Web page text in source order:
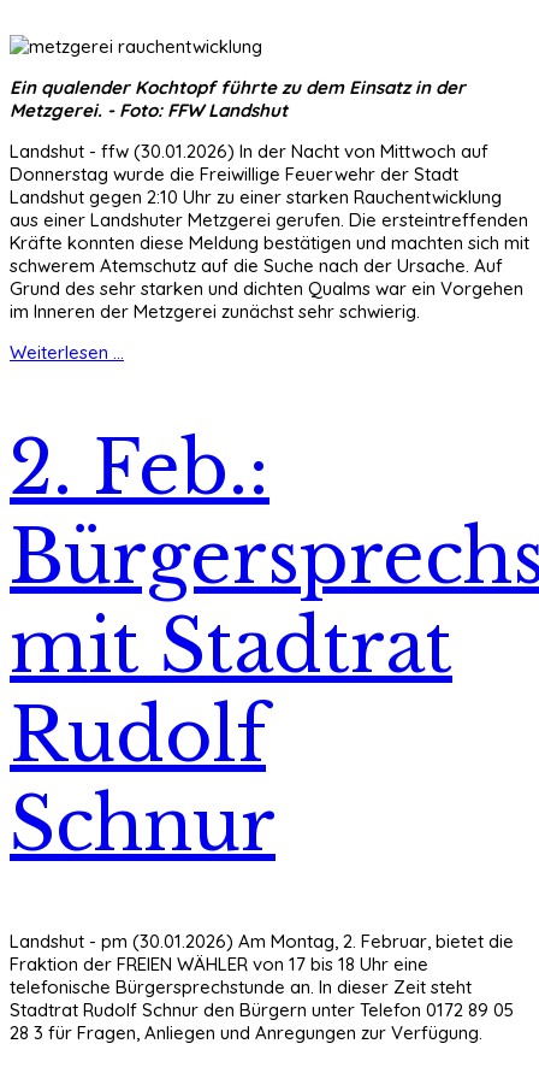
Ein qualender Kochtopf führte zu dem Einsatz in der
Metzgerei. - Foto: FFW Landshut
Landshut - ffw (30.01.2026) In der Nacht von Mittwoch auf
Donnerstag wurde die Freiwillige Feuerwehr der Stadt
Landshut gegen 2:10 Uhr zu einer starken Rauchentwicklung
aus einer Landshuter Metzgerei gerufen. Die ersteintreffenden
Kräfte konnten diese Meldung bestätigen und machten sich mit
schwerem Atemschutz auf die Suche nach der Ursache. Auf
Grund des sehr starken und dichten Qualms war ein Vorgehen
im Inneren der Metzgerei zunächst sehr schwierig.
Weiterlesen ...
2. Feb.:
mit Stadtrat
Rudolf
Schnur
Landshut - pm (30.01.2026) Am Montag, 2. Februar, bietet die
Fraktion der FREIEN WÄHLER von 17 bis 18 Uhr eine
telefonische Bürgersprechstunde an. In dieser Zeit steht
Stadtrat Rudolf Schnur den Bürgern unter Telefon 0172 89 05
28 3 für Fragen, Anliegen und Anregungen zur Verfügung.